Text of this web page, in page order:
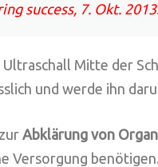
success, 7. Okt.
Ultraschall Mitte der
und werde ihn
Abklärung von
Versorgung benötigen.